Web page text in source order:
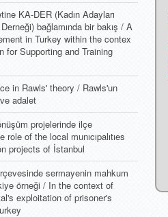
KA-DER (Kadın Adayları
bağlamında bir bakış / A
in Turkey within the contex
for Supporting and Training
in Rawls' theory / Rawls'un
adalet
projelerinde ilçe
of the local munıcıpalıtıes
projects of İstanbul
sermayenin mahkum
örneği / In the context of
exploitation of prisoner's